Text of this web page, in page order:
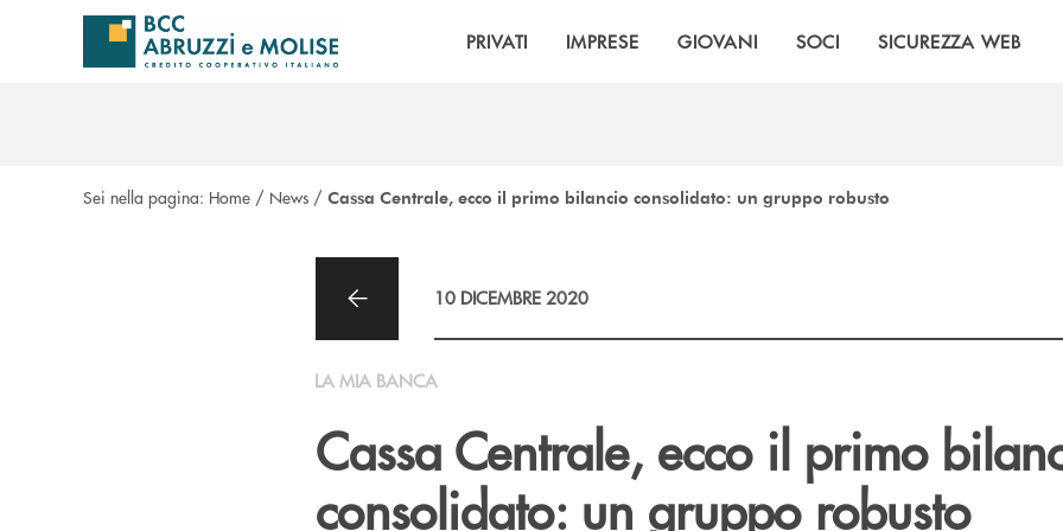
Salta al contenuto principale
PRIVATI IMPRESE GIOVANI SOCI SICUREZZA WEB
Sei nella pagina: Home / News / Cassa Centrale, ecco il primo bilancio consolidato: un gruppo robusto
10 DICEMBRE 2020
LA MIA BANCA
Cassa Centrale, ecco il primo
consolidato: un gruppo robusto